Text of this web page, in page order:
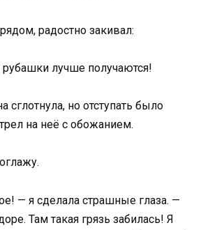
радостно закивал:
лучше получаются!
сглотнула, но отступать было
на неё с обожанием.
— я сделала страшные глаза. —
Там такая грязь забилась! Я